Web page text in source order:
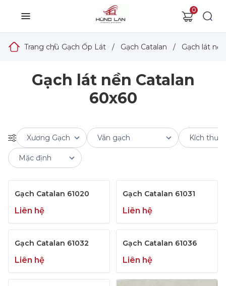
0
Trang chủ
/ Gạch Ốp Lát / Gạch Catalan / Gạch lát
Gạch lát nền Catalan
60x60
Gạch Catalan 61020
Liên hệ
Gạch Catalan 61031
Liên hệ
Gạch Catalan 61032
Liên hệ
Gạch Catalan 61036
Liên hệ